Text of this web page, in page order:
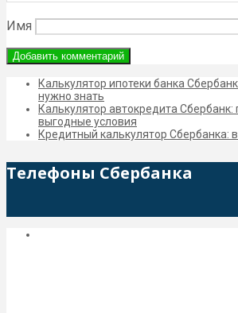
Имя
Калькулятор ипотеки банка
нужно знать
Калькулятор автокредита Сбербанк:
выгодные условия
Кредитный калькулятор Сбербанка:
Телефоны Сбербанка